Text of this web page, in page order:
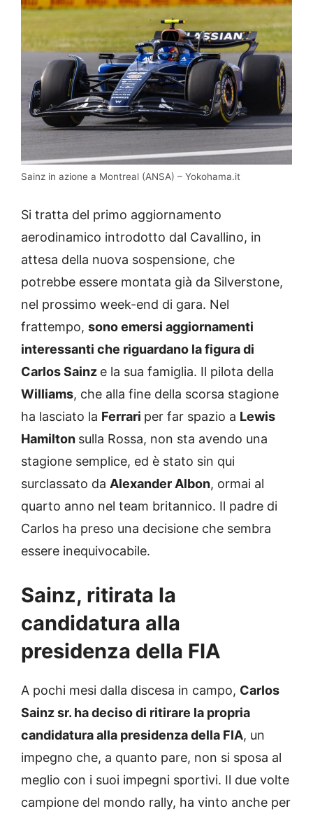
Sainz in azione a Montreal (ANSA) – Yokohama.it
Si tratta del primo aggiornamento
aerodinamico introdotto dal Cavallino, in
attesa della nuova sospensione, che
potrebbe essere montata già da Silverstone,
nel prossimo week-end di gara. Nel
frattempo, sono emersi aggiornamenti
interessanti che riguardano la figura di
Carlos Sainz e la sua famiglia. Il pilota della
Williams, che alla fine della scorsa stagione
ha lasciato la Ferrari per far spazio a Lewis
Hamilton sulla Rossa, non sta avendo una
stagione semplice, ed è stato sin qui
surclassato da Alexander Albon, ormai al
quarto anno nel team britannico. Il padre di
Carlos ha preso una decisione che sembra
essere inequivocabile.
Sainz, ritirata la
candidatura alla
presidenza della FIA
A pochi mesi dalla discesa in campo, Carlos
Sainz sr. ha deciso di ritirare la propria
candidatura alla presidenza della FIA, un
impegno che, a quanto pare, non si sposa al
meglio con i suoi impegni sportivi. Il due volte
campione del mondo rally, ha vinto anche per